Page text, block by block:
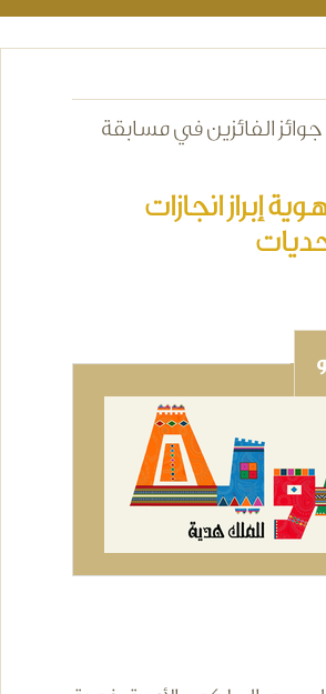
جوائز الفائزين في مسابقة
إبراز انجازات